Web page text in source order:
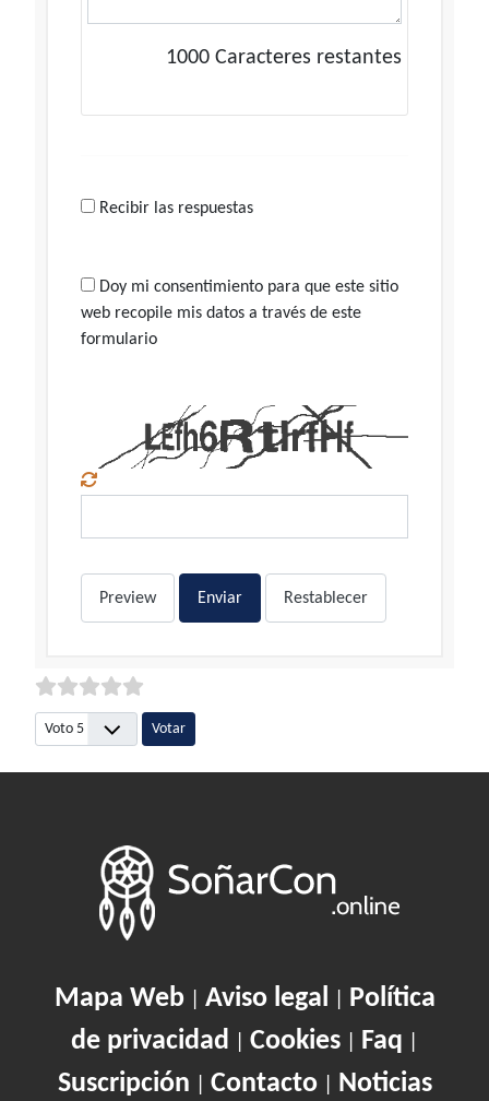
1000 Caracteres restantes
Recibir las respuestas
Doy mi consentimiento para que este sitio
web recopile mis datos a través de este
formulario
Preview Enviar Restablecer
Por favor, vote
Mapa Web| Aviso legal
Política
de privacidad
Cookies Faq
Suscripción Contacto| Noticias